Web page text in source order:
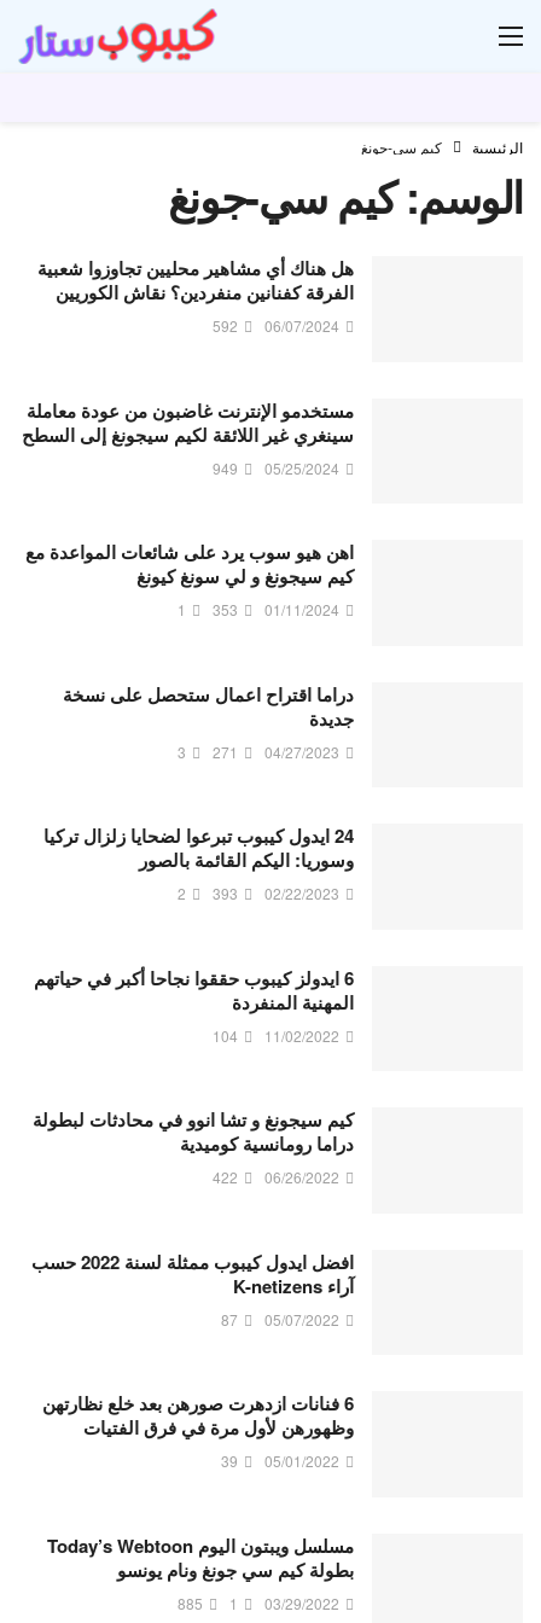
الرئيسية كيم سي-جونغ
الوسم:كيم سي-جونغ
هل هناك أي مشاهير محليين تجاوزوا شعبية
الفرقة كفنانين منفردين؟ نقاش الكوريين
06/07/2024
592
مستخدمو الإنترنت غاضبون من عودة معاملة
سينغري غير اللائقة لكيم سيجونغ إلى السطح
05/25/2024
949
اهن هيو سوب يرد على شائعات المواعدة مع
كيم سيجونغ و لي سونغ كيونغ
01/11/2024
353
1
دراما اقتراح اعمال ستحصل على نسخة
جديدة
04/27/2023
271
3
24 ايدول كيبوب تبرعوا لضحايا زلزال تركيا
وسوريا: اليكم القائمة بالصور
02/22/2023
393
2
6 ايدولز كيبوب حققوا نجاحا أكبر في حياتهم
المهنية المنفردة
11/02/2022
104
كيم سيجونغ و تشا انوو في محادثات لبطولة
دراما رومانسية كوميدية
06/26/2022
422
افضل ايدول كيبوب ممثلة لسنة 2022 حسب
آراء K-netizens
05/07/2022
87
6 فنانات ازدهرت صورهن بعد خلع نظارتهن
وظهورهن لأول مرة في فرق الفتيات
05/01/2022
39
مسلسل ويبتون اليوم Today’s Webtoon
بطولة كيم سي جونغ ونام يونسو
03/29/2022
1
885